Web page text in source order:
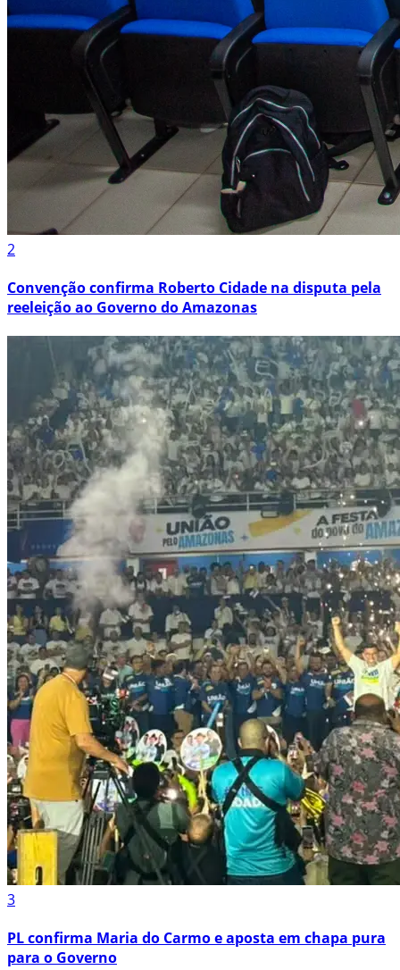
2
Convenção confirma Roberto Cidade na disputa pela
reeleição ao Governo do Amazonas
3
PL confirma Maria do Carmo e aposta em chapa pura
para o Governo